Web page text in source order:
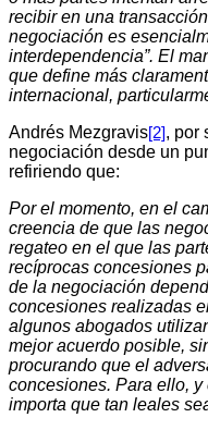
recibir en una
negociación es
interdependencia”. El
que define más
internacional,
Andrés Mezgravis[2], por
negociación desde un
refiriendo que:
Por el momento, en el
creencia de que las
regateo en el que las
recíprocas concesiones
de la negociación
concesiones realizadas
algunos abogados
mejor acuerdo posible,
procurando que el
concesiones. Para ello,
importa que tan leales